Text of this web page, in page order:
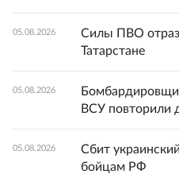
05.08.2026
Силы ПВО
Татарстане
05.08.2026
ВСУ повторили
05.08.2026
Сбит
бойцам РФ